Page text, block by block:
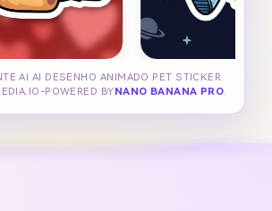
AI AI DESENHO ANIMADO PET STICKER
POWERED BY NANO BANANA PRO.